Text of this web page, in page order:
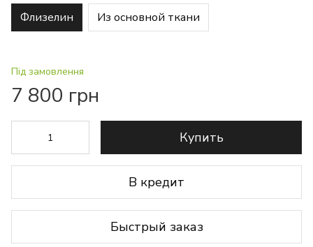
Флизелин Из основной ткани
Під замовлення
7 800 грн
Купить
В кредит
Быстрый заказ